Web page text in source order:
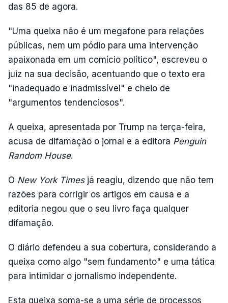
das 85 de agora.
"Uma queixa não é um megafone para relações
públicas, nem um pódio para uma intervenção
apaixonada em um comício político", escreveu o
juiz na sua decisão, acentuando que o texto era
"inadequado e inadmissível" e cheio de
"argumentos tendenciosos".
A queixa, apresentada por Trump na terça-feira,
acusa de difamação o jornal e a editora Penguin
Random House.
O New York Timesjá reagiu, dizendo que não tem
razões para corrigir os artigos em causa e a
editoria negou que o seu livro faça qualquer
difamação.
O diário defendeu a sua cobertura, considerando a
queixa como algo "sem fundamento" e uma tática
para intimidar o jornalismo independente.
Esta queixa soma-se a uma série de processos